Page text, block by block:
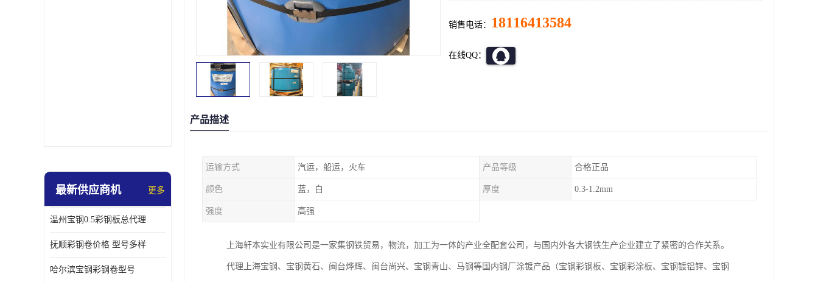
最新供应商机 更多
温州宝钢0.5彩钢板总代理
抚顺彩钢卷价格 型号多样
哈尔滨宝钢彩钢卷型号
销售电话： 18116413584
在线QQ：
产品描述
运输方式 汽运，船运，火车 产品等级 合格正品
颜色 蓝，白 厚度 0.3-1.2mm
强度 高强
上海轩本实业有限公司是一家集钢铁贸易，物流，加工为一体的产业全配套公司，与国内外各大钢铁生产企业建立了紧密的合作关系。
代理上海宝钢、宝钢黄石、闽台烨辉、闽台尚兴、宝钢青山、马钢等国内钢厂涂镀产品（宝钢彩钢板、宝钢彩涂板、宝钢镀铝锌、宝钢